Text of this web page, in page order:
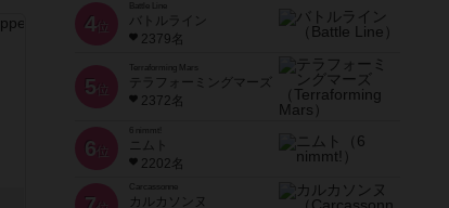
4位
Battle Line
バトルライン
2379名
5 位
Terraforming Mars
テラフォーミングマーズ
2372名
6 位
ニムト
2202名
Carcassonne
カルカソンヌ